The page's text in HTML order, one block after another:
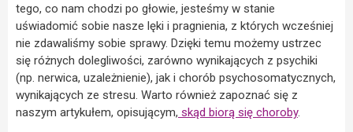
tego, co nam chodzi po głowie, jesteśmy w stanie
uświadomić sobie nasze lęki i pragnienia, z których wcześniej
nie zdawaliśmy sobie sprawy. Dzięki temu możemy ustrzec
się różnych dolegliwości, zarówno wynikających z psychiki
(np. nerwica, uzależnienie), jak i chorób psychosomatycznych,
wynikających ze stresu. Warto również zapoznać się z
naszym artykułem, opisującym, skąd biorą się choroby.